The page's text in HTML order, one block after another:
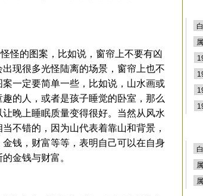
的图案，比如说，窗帘上不要有凶
现很多光怪陆离的场景，窗帘上也不
一定要简单一些，比如说，山水画或
的人，或者是孩子睡觉的卧室，那么
晚上睡眠质量变得很好。当然从风水
不错的，因为山代表着靠山和背景，
钱，财富等等，表明自己可以在自身
金钱与财富。